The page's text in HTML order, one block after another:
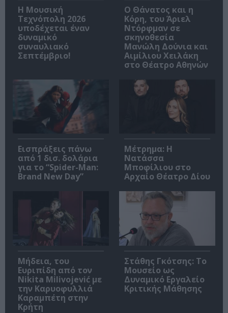
Η Μουσική
Τεχνόπολη 2026
υποδέχεται έναν
δυναμικό
συναυλιακό
Σεπτέμβριο!
Ο Θάνατος και η
Κόρη, του Άριελ
Ντόρφμαν σε
σκηνοθεσία
Μανώλη Δούνια και
Αιμίλιου Χειλάκη
στο Θέατρο Αθηνών
Εισπράξεις πάνω
από 1 δισ. δολάρια
για το “Spider-Man:
Brand New Day”
Μέτρημα: Η
Νατάσσα
Μποφίλιου στο
Αρχαίο Θέατρο Δίου
Μήδεια, του
Ευριπίδη από τον
Nikita Milivojević με
την Καρυοφυλλιά
Καραμπέτη στην
Κρήτη
Στάθης Γκότσης: Το
Μουσείο ως
Δυναμικό Εργαλείο
Κριτικής Μάθησης